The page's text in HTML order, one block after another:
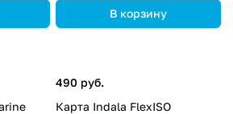
В корзину
490 руб.
Карта Indala FlexISO